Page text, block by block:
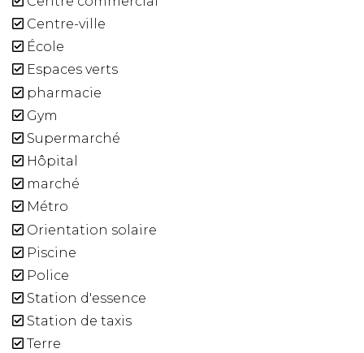
Centre-ville
École
Espaces verts
pharmacie
Gym
Supermarché
Hôpital
marché
Métro
Orientation solaire
Piscine
Police
Station d'essence
Station de taxis
Terre